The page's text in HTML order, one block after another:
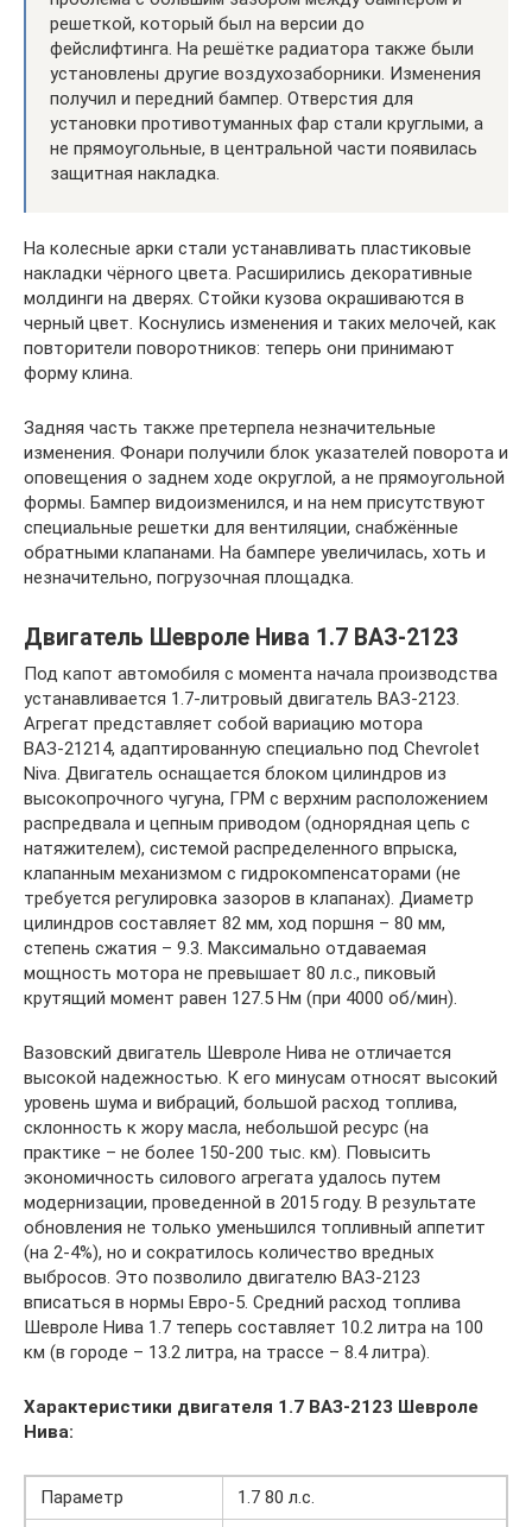
решеткой, который был на версии до
фейслифтинга. На решётке радиатора также были
установлены другие воздухозаборники. Изменения
получил и передний бампер. Отверстия для
установки противотуманных фар стали круглыми, а
не прямоугольные, в центральной части появилась
защитная накладка.
На колесные арки стали устанавливать пластиковые
накладки чёрного цвета. Расширились декоративные
молдинги на дверях. Стойки кузова окрашиваются в
черный цвет. Коснулись изменения и таких мелочей, как
повторители поворотников: теперь они принимают
форму клина.
Задняя часть также претерпела незначительные
изменения. Фонари получили блок указателей поворота и
оповещения о заднем ходе округлой, а не прямоугольной
формы. Бампер видоизменился, и на нем присутствуют
специальные решетки для вентиляции, снабжённые
обратными клапанами. На бампере увеличилась, хоть и
незначительно, погрузочная площадка.
Двигатель Шевроле Нива 1.7 ВАЗ-2123
Под капот автомобиля с момента начала производства
устанавливается 1.7-литровый двигатель ВАЗ-2123.
Агрегат представляет собой вариацию мотора
ВАЗ-21214, адаптированную специально под Chevrolet
Niva. Двигатель оснащается блоком цилиндров из
высокопрочного чугуна, ГРМ с верхним расположением
распредвала и цепным приводом (однорядная цепь с
натяжителем), системой распределенного впрыска,
клапанным механизмом с гидрокомпенсаторами (не
требуется регулировка зазоров в клапанах). Диаметр
цилиндров составляет 82 мм, ход поршня – 80 мм,
степень сжатия – 9.3. Максимально отдаваемая
мощность мотора не превышает 80 л.с., пиковый
крутящий момент равен 127.5 Нм (при 4000 об/мин).
Вазовский двигатель Шевроле Нива не отличается
высокой надежностью. К его минусам относят высокий
уровень шума и вибраций, большой расход топлива,
склонность к жору масла, небольшой ресурс (на
практике – не более 150-200 тыс. км). Повысить
экономичность силового агрегата удалось путем
модернизации, проведенной в 2015 году. В результате
обновления не только уменьшился топливный аппетит
(на 2-4%), но и сократилось количество вредных
выбросов. Это позволило двигателю ВАЗ-2123
вписаться в нормы Евро-5. Средний расход топлива
Шевроле Нива 1.7 теперь составляет 10.2 литра на 100
км (в городе – 13.2 литра, на трассе – 8.4 литра).
Характеристики двигателя 1.7 ВАЗ-2123 Шевроле
Нива:
Параметр
1.7 80 л.с.